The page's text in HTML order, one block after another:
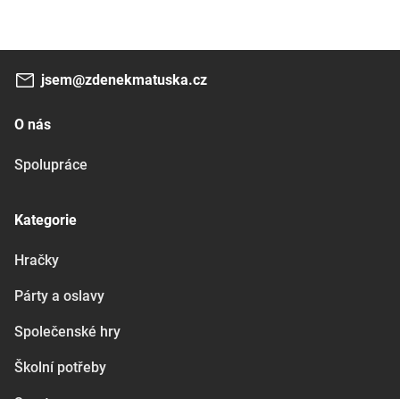
jsem@zdenekmatuska.cz
O nás
Spolupráce
Kategorie
Hračky
Párty a oslavy
Společenské hry
Školní potřeby